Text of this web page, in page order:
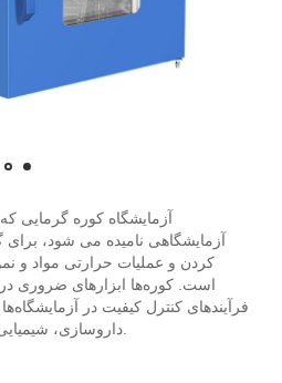
آزمایشگاه کوره گرمایی
آزمایشگاهی نامیده می شود،
کردن و عملیات حرارتی مواد و
است. کوره‌ها ابزارهای ضروری
فرآیندهای کنترل کیفیت در